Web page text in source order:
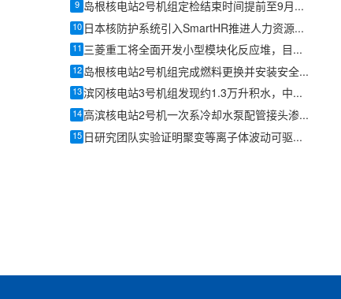
9 岛根核电站2号机组定检结束时间提前至9月16日
10 日本核防护系统引入SmartHR推进人力资源数据集中管理
11 三菱重工将全面开发小型模块化反应堆，目标在日本实现商业化
12 岛根核电站2号机组完成燃料更换并安装安全壳顶盖
13 滨冈核电站3号机组发现约1.3万升积水，中部电力继续调查数据造假事件
14 高滨核电站2号机一次系冷却水泵配管接头渗水 关西电力确认无放射性影响
15 日研究团队实验证明聚变等离子体波动可驱动粒子向内输运